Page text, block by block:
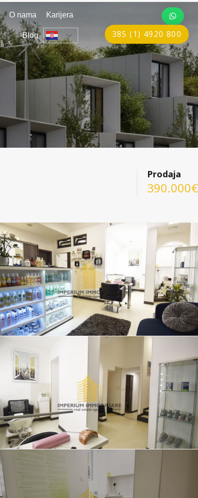
O nama Karijera
Blog 385 (1) 4920 800
Prodaja
390.000€